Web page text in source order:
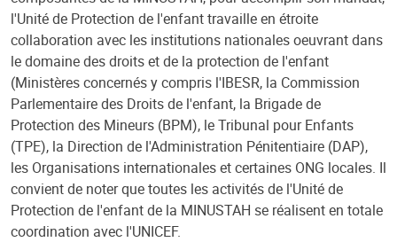
l'Unité de Protection de l'enfant travaille en étroite
collaboration avec les institutions nationales oeuvrant dans
le domaine des droits et de la protection de l'enfant
(Ministères concernés y compris l'IBESR, la Commission
Parlementaire des Droits de l'enfant, la Brigade de
Protection des Mineurs (BPM), le Tribunal pour Enfants
(TPE), la Direction de l'Administration Pénitentiaire (DAP),
les Organisations internationales et certaines ONG locales. Il
convient de noter que toutes les activités de l'Unité de
Protection de l'enfant de la MINUSTAH se réalisent en totale
coordination avec l'UNICEF.